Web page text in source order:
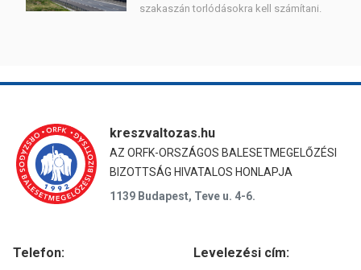
szakaszán torlódásokra kell számítani.
kreszvaltozas.hu
AZ ORFK-ORSZÁGOS BALESETMEGELŐZÉSI
BIZOTTSÁG HIVATALOS HONLAPJA
1139 Budapest, Teve u. 4-6.
Telefon: Levelezési cím: